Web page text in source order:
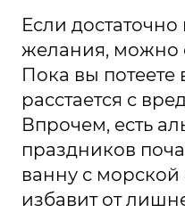
Если
желания, можно
Пока вы потеете
расстается с
Впрочем, есть
праздников
ванну с морской
избавит от